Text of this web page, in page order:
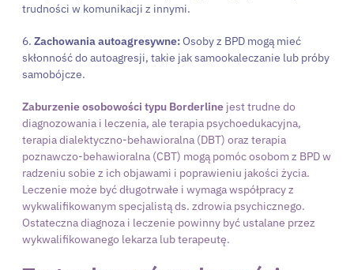
trudności w komunikacji z innymi.
6. Zachowania autoagresywne:Osoby z BPD mogą mieć
skłonność do autoagresji, takie jak samookaleczanie lub próby
samobójcze.
Zaburzenie osobowości typu Borderline jest trudne do
diagnozowania i leczenia, ale terapia psychoedukacyjna,
terapia dialektyczno-behawioralna (DBT) oraz terapia
poznawczo-behawioralna (CBT) mogą pomóc osobom z BPD w
radzeniu sobie z ich objawami i poprawieniu jakości życia.
Leczenie może być długotrwałe i wymaga współpracy z
wykwalifikowanym specjalistą ds. zdrowia psychicznego.
Ostateczna diagnoza i leczenie powinny być ustalane przez
wykwalifikowanego lekarza lub terapeutę.